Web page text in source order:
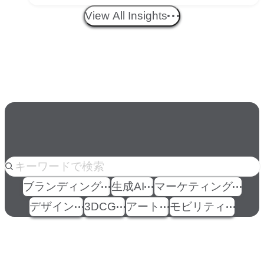
する？映像ディレクター橋本
View All Insights
人気のkeyword
ブランディング 生成AI
マーケティング
デザイン
3DCG アート モビリティ